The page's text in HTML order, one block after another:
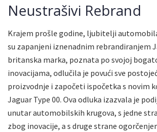
Neustrašivi Rebrand
Krajem prošle godine, ljubitelji
su zapanjeni iznenadnim rebrandiranjem
britanska marka, poznata po svojoj
inovacijama, odlučila je povući sve
proizvodnje i započeti ispočetka s novim
Jaguar Type 00. Ova odluka izazvala je
unutar automobilskih krugova, s jedne
zbog inovacije, a s druge strane